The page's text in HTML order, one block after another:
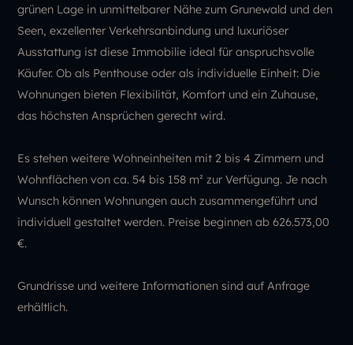
grünen Lage in unmittelbarer Nähe zum Grunewald und den
Seen, exzellenter Verkehrsanbindung und luxuriöser
Ausstattung ist diese Immobilie ideal für anspruchsvolle
Käufer. Ob als Penthouse oder als individuelle Einheit: Die
Wohnungen bieten Flexibilität, Komfort und ein Zuhause,
das höchsten Ansprüchen gerecht wird.
Es stehen weitere Wohneinheiten mit 2 bis 4 Zimmern und
Wohnflächen von ca. 54 bis 158 m² zur Verfügung. Je nach
Wunsch können Wohnungen auch zusammengeführt und
individuell gestaltet werden. Preise beginnen ab 626.573,00
€.
Grundrisse und weitere Informationen sind auf Anfrage
erhältlich.